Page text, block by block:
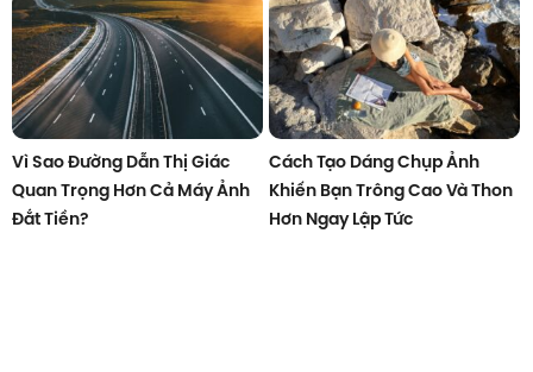
Vì Sao Đường Dẫn Thị Giác
Quan Trọng Hơn Cả Máy Ảnh
Đắt Tiền?
Cách Tạo Dáng Chụp Ảnh
Khiến Bạn Trông Cao Và Thon
Hơn Ngay Lập Tức